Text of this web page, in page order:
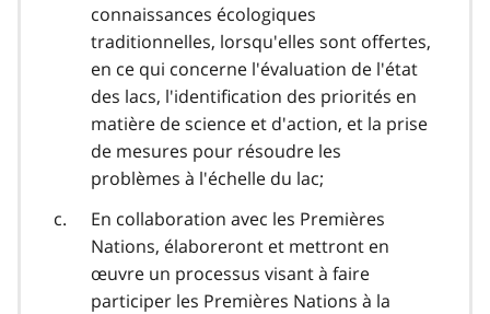
connaissances écologiques
traditionnelles, lorsqu'elles sont offertes,
en ce qui concerne l'évaluation de l'état
des lacs, l'identification des priorités en
matière de science et d'action, et la prise
de mesures pour résoudre les
problèmes à l'échelle du lac;
En collaboration avec les Premières
Nations, élaboreront et mettront en
œuvre un processus visant à faire
participer les Premières Nations à la